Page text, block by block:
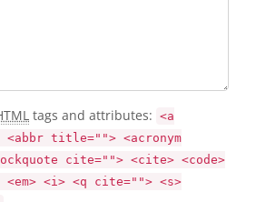
tags and attributes: <a
title=""> <acronym
cite=""> <cite> <code>
<i> <q cite=""> <s>